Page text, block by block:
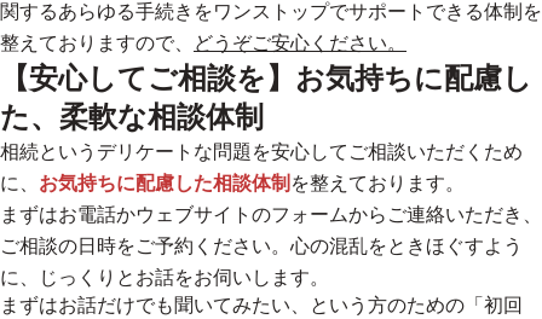
関するあらゆる手続きをワンストップでサポートできる体制 を
整えておりますので、
どうぞご安心ください。
【安心してご相談を】お気持ちに配慮し
た、柔軟な相談体制
相続というデリケートな問題を安心してご相談いただくため
に、 お気持ちに配慮した相談体制 を整えております。
まずはお電話かウェブサイトのフォームからご連絡いただき、
ご相談の日時をご予約ください。心の混乱をときほぐすよう
に、じっくりとお話をお伺いします。
まずはお話だけでも聞いてみたい、という方のための「初回